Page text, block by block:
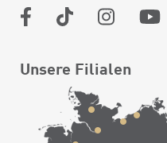
Unsere Filialen